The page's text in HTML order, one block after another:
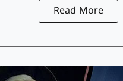
Read More